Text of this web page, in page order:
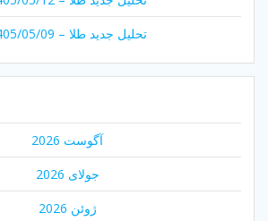
تحلیل جدید طلا – 1405/05/09
آگوست 2026
جولای 2026
ژوئن 2026